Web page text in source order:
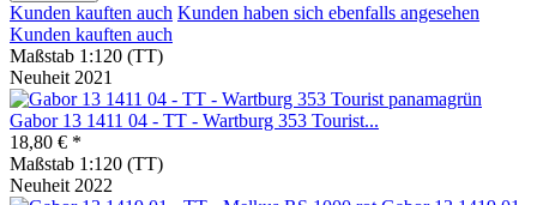
Kunden kauften auch Kunden haben sich ebenfalls angesehen
Kunden kauften auch
Maßstab 1:120 (TT)
Neuheit 2021
Gabor 13 1411 04 - TT - Wartburg 353 Tourist...
18,80 € *
Maßstab 1:120 (TT)
Neuheit 2022